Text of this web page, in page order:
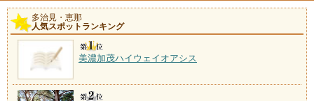
多治見・恵那
人気スポットランキング
美濃加茂ハイウェイオアシス